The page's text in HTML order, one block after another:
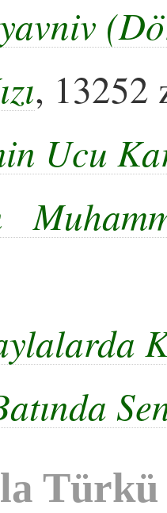
, 13252
Ucu
Türkü